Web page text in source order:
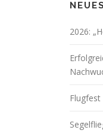
2026:
Flugfest